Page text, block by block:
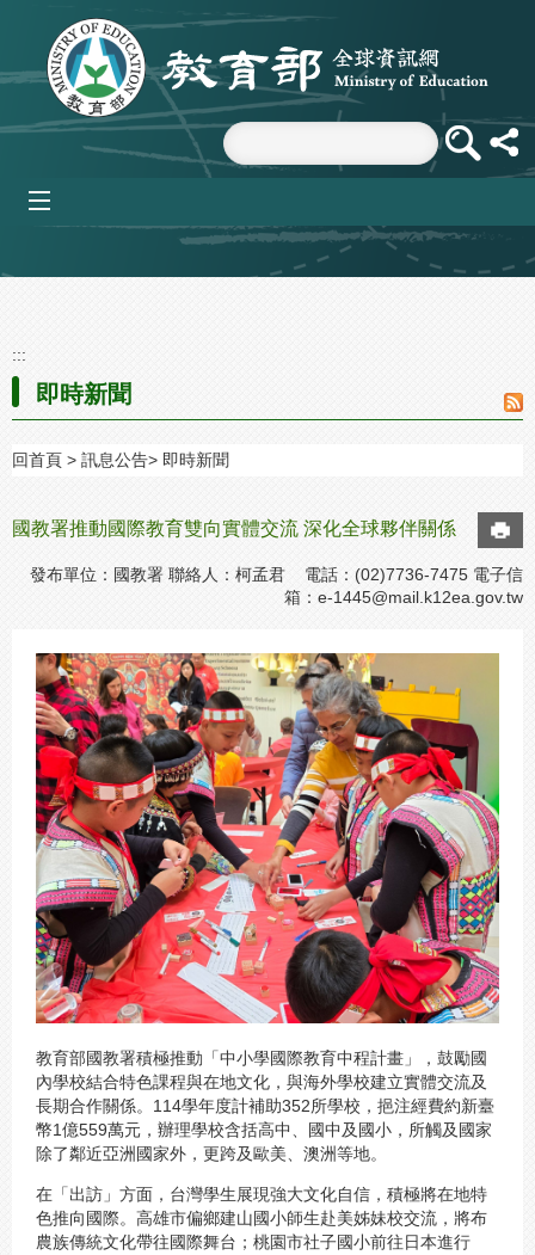
跳到主要內容區塊
:::
即時新聞
回首頁 訊息公告 即時新聞
國教署推動國際教育雙向實體交流 深化全球夥伴關係
發布單位：國教署 聯絡人：柯孟君 電話：(02)7736-7475 電子信
箱： e-1445@mail.k12ea.gov.tw
教育部國教署積極推動「中小學國際教育中程計畫」，鼓勵國
內學校結合特色課程與在地文化，與海外學校建立實體交流及
長期合作關係。114學年度計補助352所學校，挹注經費約新臺
幣1億559萬元，辦理學校含括高中、國中及國小，所觸及國家
除了鄰近亞洲國家外，更跨及歐美、澳洲等地。
在「出訪」方面，台灣學生展現強大文化自信，積極將在地特
色推向國際。高雄市偏鄉建山國小師生赴美姊妹校交流，將布
農族傳統文化帶往國際舞台；桃園市社子國小前往日本進行